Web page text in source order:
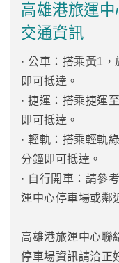
高雄港旅運
交通資訊
· 公車：搭乘黃1
即可抵達。
· 捷運：搭乘捷運
即可抵達。
· 輕軌：搭乘輕軌
分鐘即可抵達。
· 自行開車：請參
運中心停車場或鄰
高雄港旅運中心聯
停車場資訊請洽正